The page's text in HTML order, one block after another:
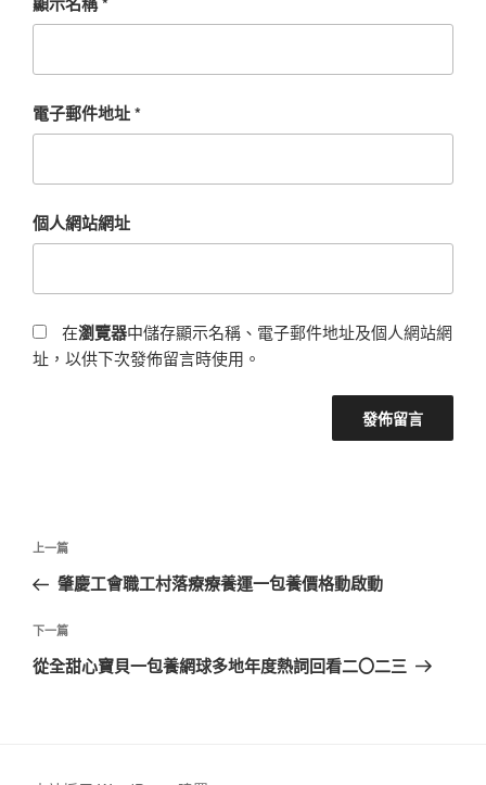
電子郵件地址*
個人網站網址
在瀏覽器中儲存顯示名稱、電子郵件地址及個人網站網
址，以供下次發佈留言時使用。
文
導
覽
上
一
文
章
上一篇
肇慶工會職工村落療療養運一包養價格動啟動
下
一
下一篇
從全甜心寶貝一包養網球多地年度熱詞回看二〇二三